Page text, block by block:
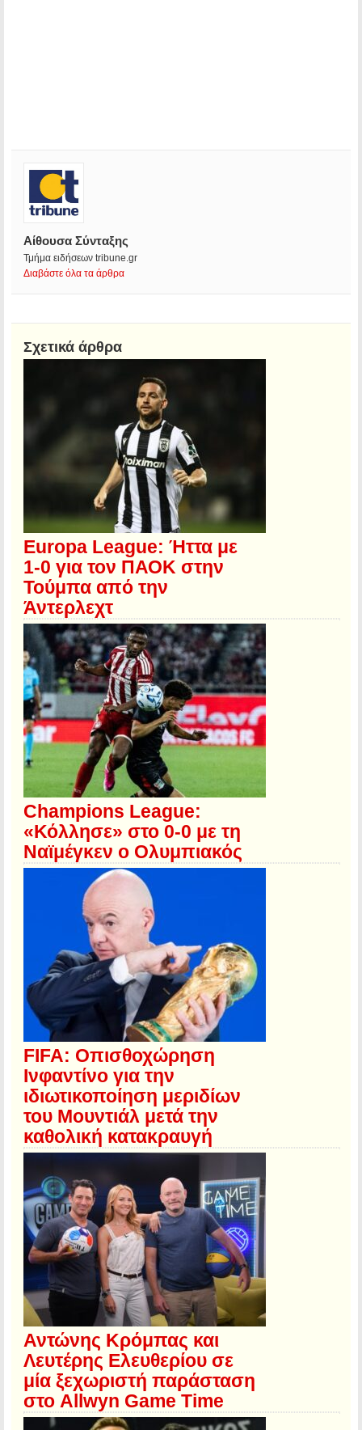
Αίθουσα Σύνταξης
Τμήμα ειδήσεων tribune.gr
Διαβάστε όλα τα άρθρα
Σχετικά άρθρα
Europa League: Ήττα με
1-0 για τον ΠΑΟΚ στην
Τούμπα από την
Άντερλεχτ
Champions League:
«Κόλλησε» στο 0-0 με τη
Ναϊμέγκεν ο Ολυμπιακός
FIFA: Οπισθοχώρηση
Ινφαντίνο για την
ιδιωτικοποίηση μεριδίων
του Μουντιάλ μετά την
καθολική κατακραυγή
Αντώνης Κρόμπας και
Λευτέρης Ελευθερίου σε
μία ξεχωριστή παράσταση
στο Allwyn Game Time